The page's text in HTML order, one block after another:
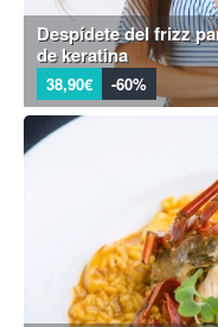
Despídete del frizz
de keratina
38,90€ -60%